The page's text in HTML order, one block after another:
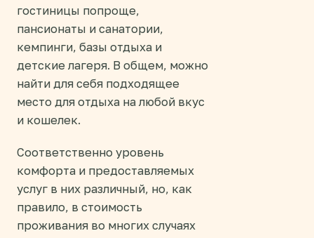
гостиницы попроще,
пансионаты и санатории,
кемпинги, базы отдыха и
детские лагеря. В общем, можно
найти для себя подходящее
место для отдыха на любой вкус
и кошелек.
Соответственно уровень
комфорта и предоставляемых
услуг в них различный, но, как
правило, в стоимость
проживания во многих случаях